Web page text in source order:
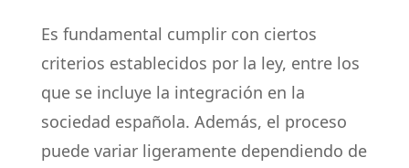
Es fundamental cumplir con ciertos
criterios establecidos por la ley, entre los
que se incluye la integración en la
sociedad española. Además, el proceso
puede variar ligeramente dependiendo de